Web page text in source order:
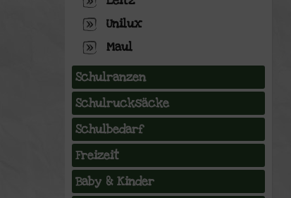
Unilux
Maul
Schulranzen
Schulrucksäcke
Schulbedarf
Freizeit
Baby & Kinder